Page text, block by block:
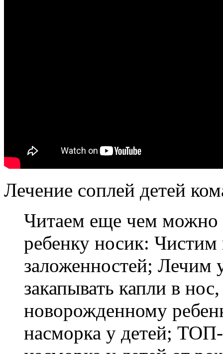
Лечение соплей детей
Читаем еще чем можно
ребенку носик: Чистим
заложенностей; Лечим
закапывать капли в
новорожденному
насморка у детей;